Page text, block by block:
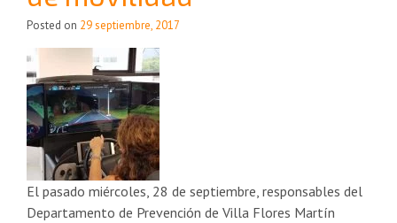
Posted on 29 septiembre, 2017
El pasado miércoles, 28 de septiembre, responsables del
Departamento de Prevención de Villa Flores Martín